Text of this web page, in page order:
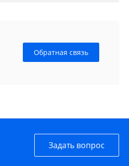
Обратная связь
Задать вопрос